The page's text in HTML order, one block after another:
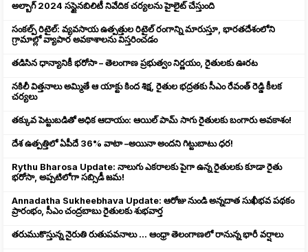
అల్బాగ్ 2024 సస్టైనబిలిటీ నివేదిక చర్యలను హైలైట్ చేస్తుంది
సంకల్ప్ రిటైల్: వ్యవసాయ ఉత్పత్తుల రిటైల్ రంగాన్ని మారుస్తూ, భారతదేశంలోని
గ్రామాల్లో వ్యాపార అవకాశాలను విస్తరించడం
తడిసిన ధాన్యానికీ భరోసా – తెలంగాణ ప్రభుత్వం నిర్ణయం, రైతులకు ఊరట
నకిలీ విత్తనాలు అమ్మితే ఆ యాక్టు కింద శిక్ష, రైతుల భద్రతకు సీఎం రేవంత్ రెడ్డి కీలక
చర్యలు
తక్కువ పెట్టుబడితో అధిక ఆదాయం: ఆయిల్ పామ్ సాగు రైతులకు బంగారు అవకాశం!
దేశ ఉత్పత్తిలో ఏపీదే 36% వాటా –అయినా అందని గిట్టుబాటు ధర!
Rythu Bharosa Update: నాలుగు ఎకరాలకు పైగా ఉన్న రైతులకు కూడా రైతు
భరోసా, అప్పటిలోగా సబ్సిడీ జమ!
Annadatha Sukheebhava Update: ఆరోజు నుండి అన్నదాత సుఖీభవ పథకం
ప్రారంభం, సీఎం చంద్రబాబు రైతులకు శుభవార్త
తరుముకొస్తున్న నైరుతి రుతుపవనాలు ... ఆంధ్రా తెలంగాణలో రానున్న భారీ వర్షాలు